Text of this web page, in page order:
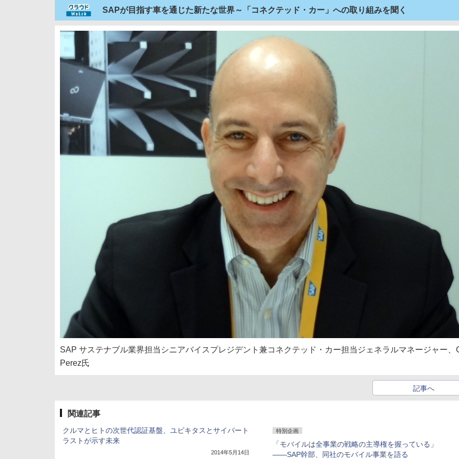
SAPが目指す車を通じた新たな世界～「コネクテッド・カー」への取り組みを聞く
SAP サステナブル業界担当シニアバイスプレジデント兼コネクテッド・カー担当ジェネラルマネージャー、
Perez氏
記事へ
関連記事
クルマとヒトの次世代認証基盤、ユビキタスとサイバート
ラストが示す未来
2014年5月14日
特別企画
「モバイルは全事業の戦略の主導権を握っている」
――SAP幹部、同社のモバイル事業を語る